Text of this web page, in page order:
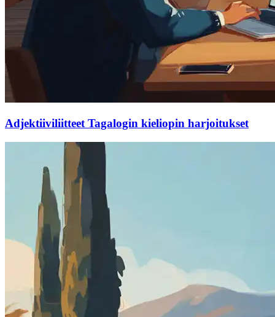
Adjektiiviliitteet Tagalogin kieliopin harjoitukset